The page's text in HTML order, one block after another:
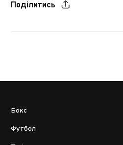
Поділитись
Бокс
Футбол